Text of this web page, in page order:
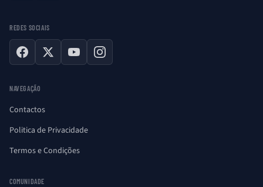
REDES SOCIAIS
Facebook
X YouTubeInstagram
NAVEGAÇÃO
Contactos
Politica de Privacidade
Termos e Condições
COMUNIDADE